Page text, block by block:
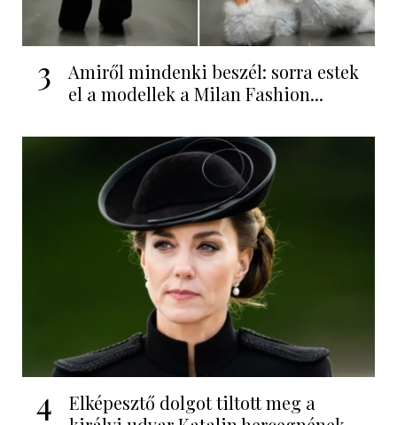
3
Amiről mindenki beszél: sorra estek
el a modellek a Milan Fashion...
4
Elképesztő dolgot tiltott meg a